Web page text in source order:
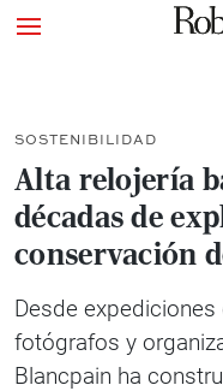
SOSTENIBILIDAD
Alta relojería
décadas de
conservación
Desde
fotógrafos y
Blancpain ha